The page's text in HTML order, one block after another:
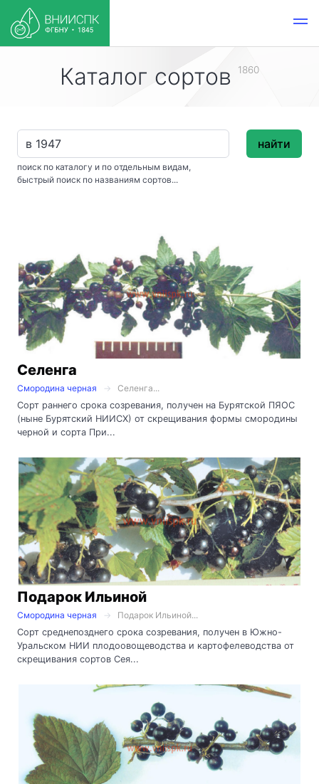
Каталог сортов 1860
поиск по каталогу и по отдельным видам,
быстрый поиск по названиям сортов...
найти
Селенга
Смородина черная
Селенга...
Сорт раннего срока созревания, получен на Бурятской ПЯОС
(ныне Бурятский НИИСХ) от скрещивания формы смородины
черной и сорта При...
Подарок Ильиной
Смородина черная
Подарок Ильиной...
Сорт среднепозднего срока созревания, получен в Южно-
Уральском НИИ плодоовощеводства и картофелеводства от
скрещивания сортов Сея...